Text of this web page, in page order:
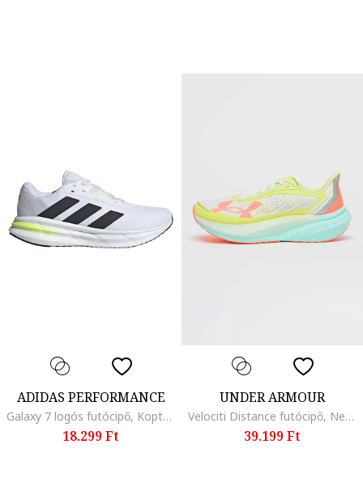
ADIDAS PERFORMANCE
Galaxy 7 logós futócipő, Koptatott fekete/Fehér/Limezöld
18.299 Ft
UNDER ARMOUR
Velociti Distance futócipő, Neon narancssárga/Limezöld
39.199 Ft